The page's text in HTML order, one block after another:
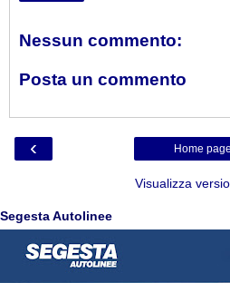
Nessun commento:
Posta un commento
‹ Home page
Visualizza
Segesta Autolinee